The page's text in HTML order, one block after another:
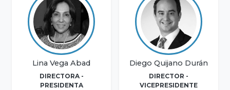
Lina Vega Abad
DIRECTORA -
PRESIDENTA
Diego Quijano Durán
DIRECTOR -
VICEPRESIDENTE